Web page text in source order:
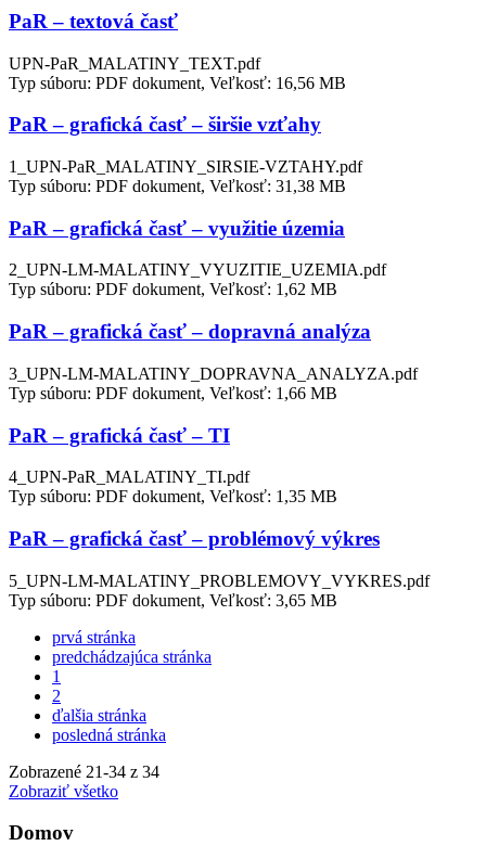
PaR – textová časť
UPN-PaR_MALATINY_TEXT.pdf
Typ súboru: PDF dokument, Veľkosť: 16,56 MB
PaR – grafická časť – širšie vzťahy
1_UPN-PaR_MALATINY_SIRSIE-VZTAHY.pdf
Typ súboru: PDF dokument, Veľkosť: 31,38 MB
PaR – grafická časť – využitie územia
2_UPN-LM-MALATINY_VYUZITIE_UZEMIA.pdf
Typ súboru: PDF dokument, Veľkosť: 1,62 MB
PaR – grafická časť – dopravná analýza
3_UPN-LM-MALATINY_DOPRAVNA_ANALYZA.pdf
Typ súboru: PDF dokument, Veľkosť: 1,66 MB
PaR – grafická časť – TI
4_UPN-PaR_MALATINY_TI.pdf
Typ súboru: PDF dokument, Veľkosť: 1,35 MB
PaR – grafická časť – problémový výkres
5_UPN-LM-MALATINY_PROBLEMOVY_VYKRES.pdf
Typ súboru: PDF dokument, Veľkosť: 3,65 MB
prvá stránka
predchádzajúca stránka
1
2
ďalšia stránka
posledná stránka
Zobrazené 21-34 z 34
Zobraziť všetko
Domov